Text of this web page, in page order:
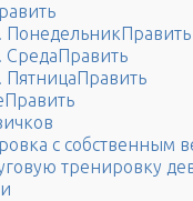
ПонедельникПравить
СредаПравить
ПятницаПравить
с собственным
тренировку